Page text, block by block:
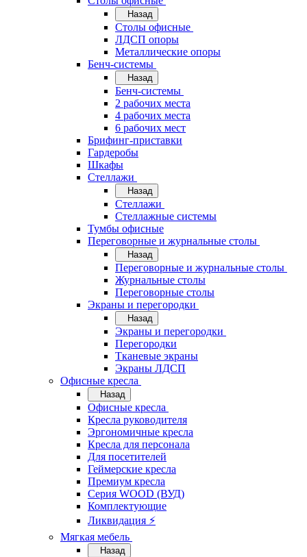
Назад
Cтолы офисные
ЛДСП опоры
Металлические опоры
Бенч-системы
Назад
Бенч-системы
2 рабочих места
4 рабочих места
6 рабочих мест
Брифинг-приставки
Гардеробы
Шкафы
Стеллажи
Назад
Стеллажи
Стеллажные системы
Тумбы офисные
Переговорные и журнальные столы
Назад
Переговорные и журнальные столы
Журнальные столы
Переговорные столы
Экраны и перегородки
Назад
Экраны и перегородки
Перегородки
Тканевые экраны
Экраны ЛДСП
Офисные кресла
Назад
Офисные кресла
Кресла руководителя
Эргономичные кресла
Кресла для персонала
Для посетителей
Геймерские кресла
Премиум кресла
Серия WOOD (ВУД)
Комплектующие
Ликвидация ⚡
Мягкая мебель
Назад